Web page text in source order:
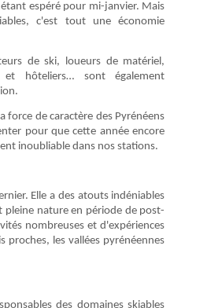
espéré pour mi-janvier. Mais
c'est tout une économie
de ski, loueurs de matériel,
et hôteliers… sont également
force de caractère des Pyrénéens
pour que cette année encore
inoubliable dans nos stations.
Elle a des atouts indéniables
pleine nature en période de post-
nombreuses et d'expériences
proches, les vallées pyrénéennes
des domaines skiables